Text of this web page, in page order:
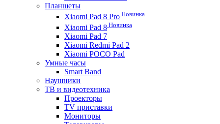
Планшеты
Xiaomi Pad 8 Pro Новинка
Xiaomi Pad 8 Новинка
Xiaomi Pad 7
Xiaomi Redmi Pad 2
Xiaomi POCO Pad
Умные часы
Smart Band
Наушники
ТВ и видеотехника
Проекторы
TV приставки
Мониторы